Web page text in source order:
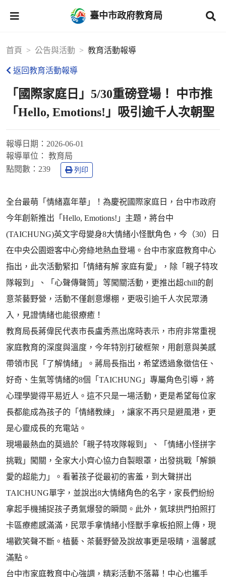
臺中市政府教育局
首頁 公告與活動 教育活動報導
返回教育活動報導
「國際家庭日」5/30重磅登場！ 中市推
「Hello, Emotions!」吸引逾千人次朝聖
報導日期： 2026-06-01
報導單位：
教育局
點閱數： 239 列印
全台最萌「情緒嘉年華」！為慶祝國際家庭日，台中市政府
今年創新推出「Hello, Emotions!」主題，將台中
(TAICHUNG)英文字母變身8大情緒小怪獸角色，今（30）日
在中央公園遊客中心旁綠地熱血登場。台中市家庭教育中心
指出，此次活動緊扣「情緒有解 家庭有愛」，除「親子特攻
隊報到」、「心聲傳聲筒」等闖關活動，更推出超chill的創
意茶藝野營，活動不僅創意爆棚，更吸引逾千人次民眾湧
入，見證情緒也能很療癒！
教育局長蔣偉民代表市長盧秀燕出席時表示，市府非常重視
家庭教育的深度與溫度，今年特別打破框架，用創意與美感
帶領市民「了解情緒」。蔣局長指出，希望透過象徵信任、
好奇、生氣等情緒的8個「TAICHUNG」專屬角色引導，將
心理學變得平易近人。這不只是一場活動，更是希望每位家
長都能成為孩子的「情緒教練」，讓家不再只是避風港，更
是心靈成長的充電站。
現場最熱血的莫過於「親子特攻隊報到」、「情緒小怪拼字
挑戰」闖關，全家大小齊心協力自製眼罩，出發挑戰「解鎖
愛的超能力」。看著孩子從最初的害羞，到大聲拼出
TAICHUNG單字，並說出8大情緒角色的名字，家長們紛紛
拿起手機捕捉孩子勇氣爆發的瞬間。此外，氣球拱門拍照打
卡區療癒感滿滿，民眾手拿情緒小怪獸手拿板拍照上傳，現
場歡笑聲不斷。植藝、茶藝野營及說故事更是吸睛，溫馨感
滿點。
台中市家庭教育中心強調，精彩活動不落幕！中心也攜手